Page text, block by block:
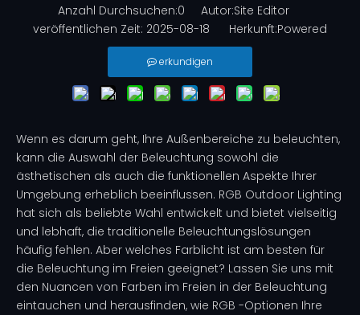
Anzahl Durchsuchen:0 Autor:Site Editor
veröffentlichen Zeit: 2025-08-18 Herkunft:Powered
erkundigen
Wenn es darum geht, Ihre Außenbereiche zu beleuchten,
kann die Auswahl der Beleuchtung sowohl die
ästhetischen als auch die funktionellen Aspekte Ihrer
Umgebung erheblich beeinflussen. RGB Outdoor Lighting
hat sich als beliebte Wahl entwickelt und bietet vielseitig
und lebhaft, die traditionelle Beleuchtungslösungen
häufig fehlen. Aber welches Farblicht ist am besten für
die Beleuchtung im Freien geeignet? Lassen Sie uns mit
den Nuancen von Farben im Freien in der Beleuchtung
eintauchen und herausfinden, wie RGB -Optionen Ihre